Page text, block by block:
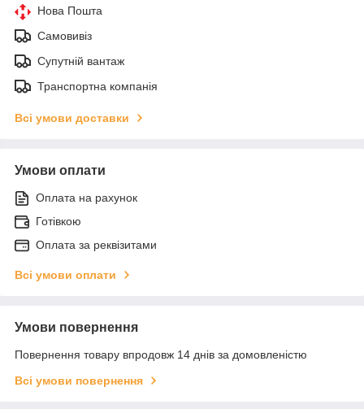
Нова Пошта
Самовивіз
Супутній вантаж
Транспортна компанія
Всі умови доставки
Умови оплати
Оплата на рахунок
Готівкою
Оплата за реквізитами
Всі умови оплати
Умови повернення
Повернення товару впродовж 14 днів за домовленістю
Всі умови повернення